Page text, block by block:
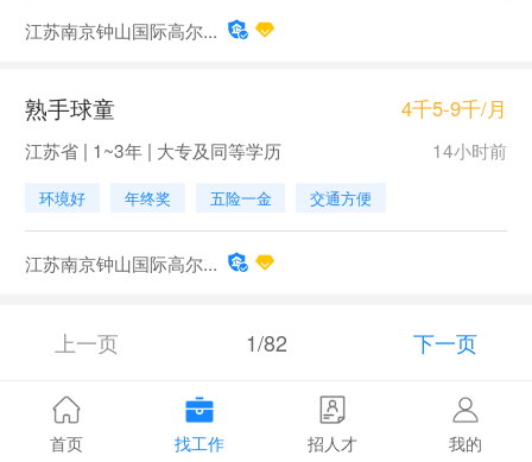
江苏南京钟山国际高尔...
熟手球童 4千5-9千/月
江苏省 | 1~3年 | 大专及同等学历 14小时前
环境好 年终奖 五险一金 交通方便
江苏南京钟山国际高尔...
上一页 1/82 下一页
首页 找工作 招人才 我的